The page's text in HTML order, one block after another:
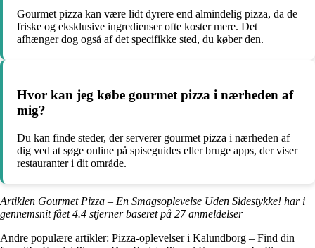
Gourmet pizza kan være lidt dyrere end almindelig pizza, da de
friske og eksklusive ingredienser ofte koster mere. Det
afhænger dog også af det specifikke sted, du køber den.
Hvor kan jeg købe gourmet pizza i nærheden af
mig?
Du kan finde steder, der serverer gourmet pizza i nærheden af
dig ved at søge online på spiseguides eller bruge apps, der viser
restauranter i dit område.
Artiklen Gourmet Pizza – En Smagsoplevelse Uden Sidestykke! har i
gennemsnit fået4.4 stjerner baseret på 27anmeldelser
Andre populære artikler: Pizza-oplevelser i Kalundborg – Find din